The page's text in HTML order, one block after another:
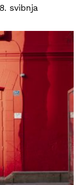
svibnja